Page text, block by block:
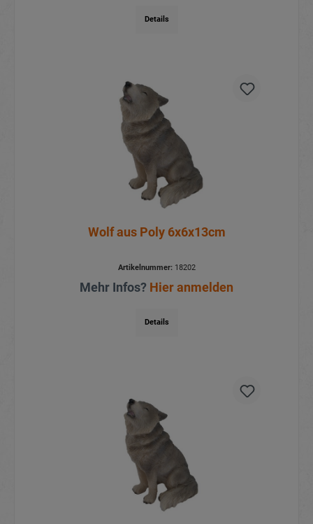
Details
Wolf aus Poly 6x6x13cm
Artikelnummer:18202
Mehr Infos? Hier anmelden
Details